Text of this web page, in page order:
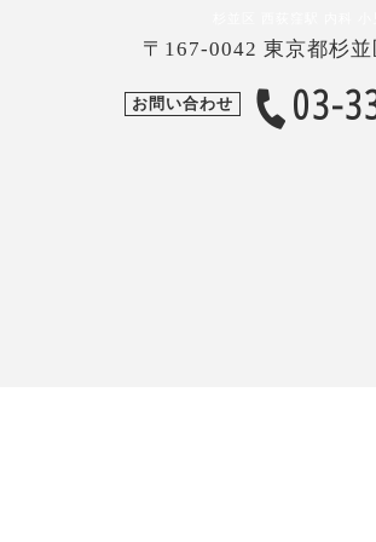
〒167-0042 東京都杉
お問い合わせ 03-